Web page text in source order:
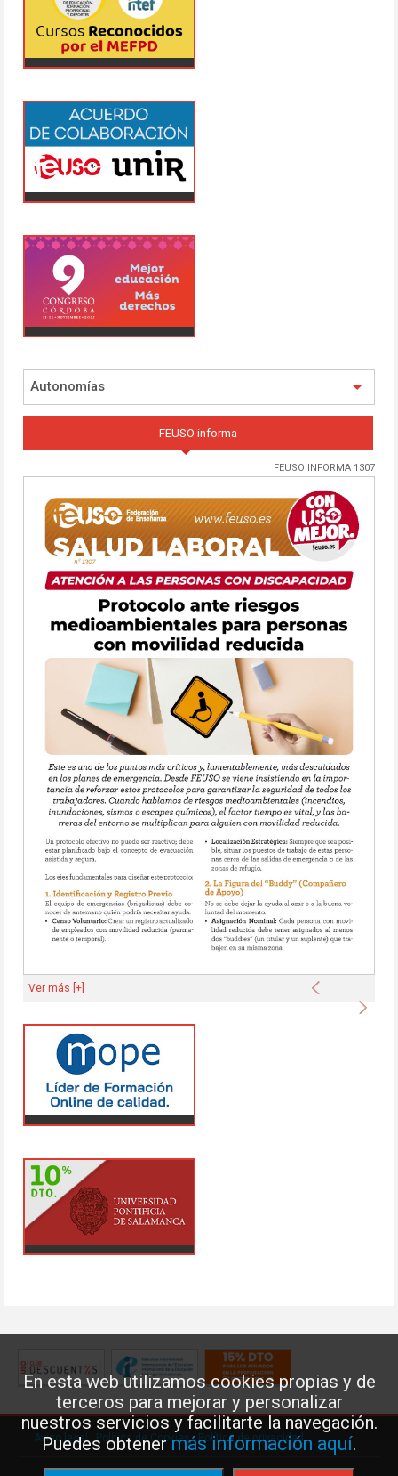
En esta web utilizamos cookies propias y de
terceros para mejorar y personalizar
nuestros servicios y facilitarte la navegación.
Puedes obtenermás información aquí.
Autonomías
FEUSO informa
FEUSO INFORMA 1307
Anterior
Ver más [+]
Aviso legal Política de Cookies· Política de privacidad